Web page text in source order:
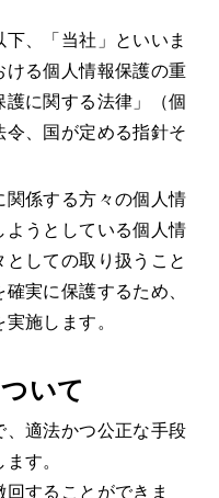
、「当社」といいま
る個人情報保護の重
に関する法律」（個
、国が定める指針そ
関係する方々の個人情
うとしている個人情
しての取り扱うこと
実に保護するため、
施します。
いて
適法かつ公正な手段
す。
することができま